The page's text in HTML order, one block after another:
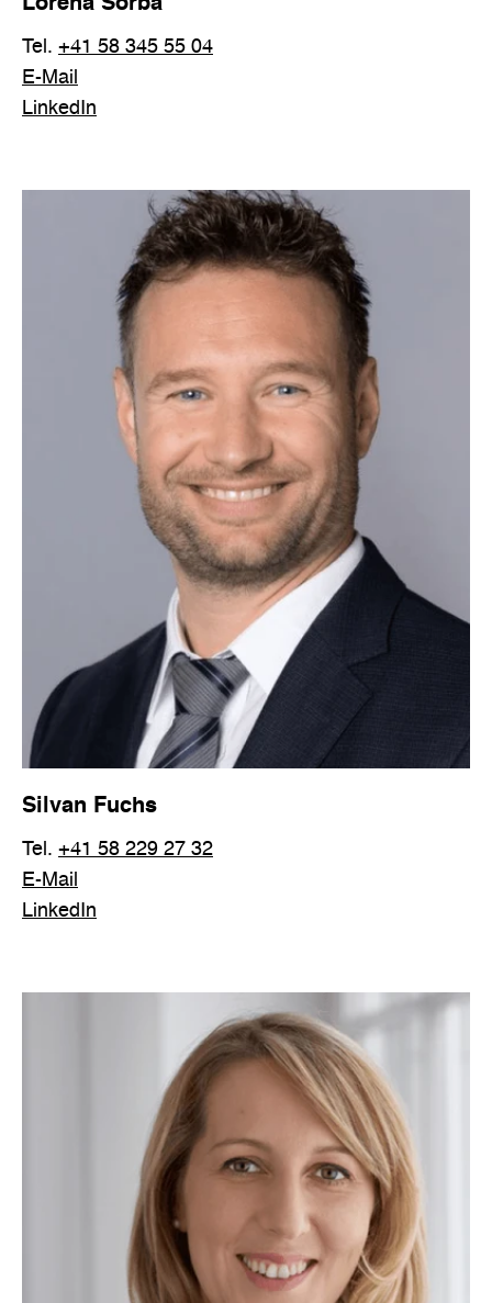
Tel. +41 58 345 55 04
E-Mail
LinkedIn
Silvan Fuchs
Tel. +41 58 229 27 32
E-Mail
LinkedIn